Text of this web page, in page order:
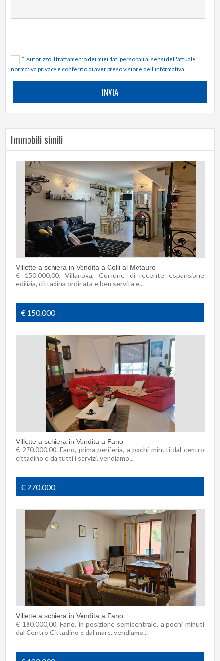
*Autorizzo il trattamento dei miei dati personali ai sensi dell'attuale
normativa privacy e confermo di aver preso visione dell'informativa.
Immobili simili
Villette a schiera in Vendita a Colli al Metauro
€ 150.000,00. Villanova, Comune di recente espansione
edilizia, cittadina ordinata e ben servita e...
€ 150.000
Villette a schiera in Vendita a Fano
€ 270.000,00. Fano, prima periferia, a pochi minuti dal centro
cittadino e da tutti i servizi, vendiamo...
€ 270.000
Villette a schiera in Vendita a Fano
€ 180.000,00. Fano, in posizione semicentrale, a pochi minuti
dal Centro Cittadino e dal mare, vendiamo...